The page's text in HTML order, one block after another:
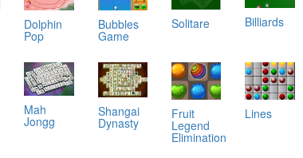
Dolphin
Pop
Bubbles
Game
Solitare Billiards
Mah
Jongg
Shangai
Dynasty
Fruit
Legend
Elimination
Lines